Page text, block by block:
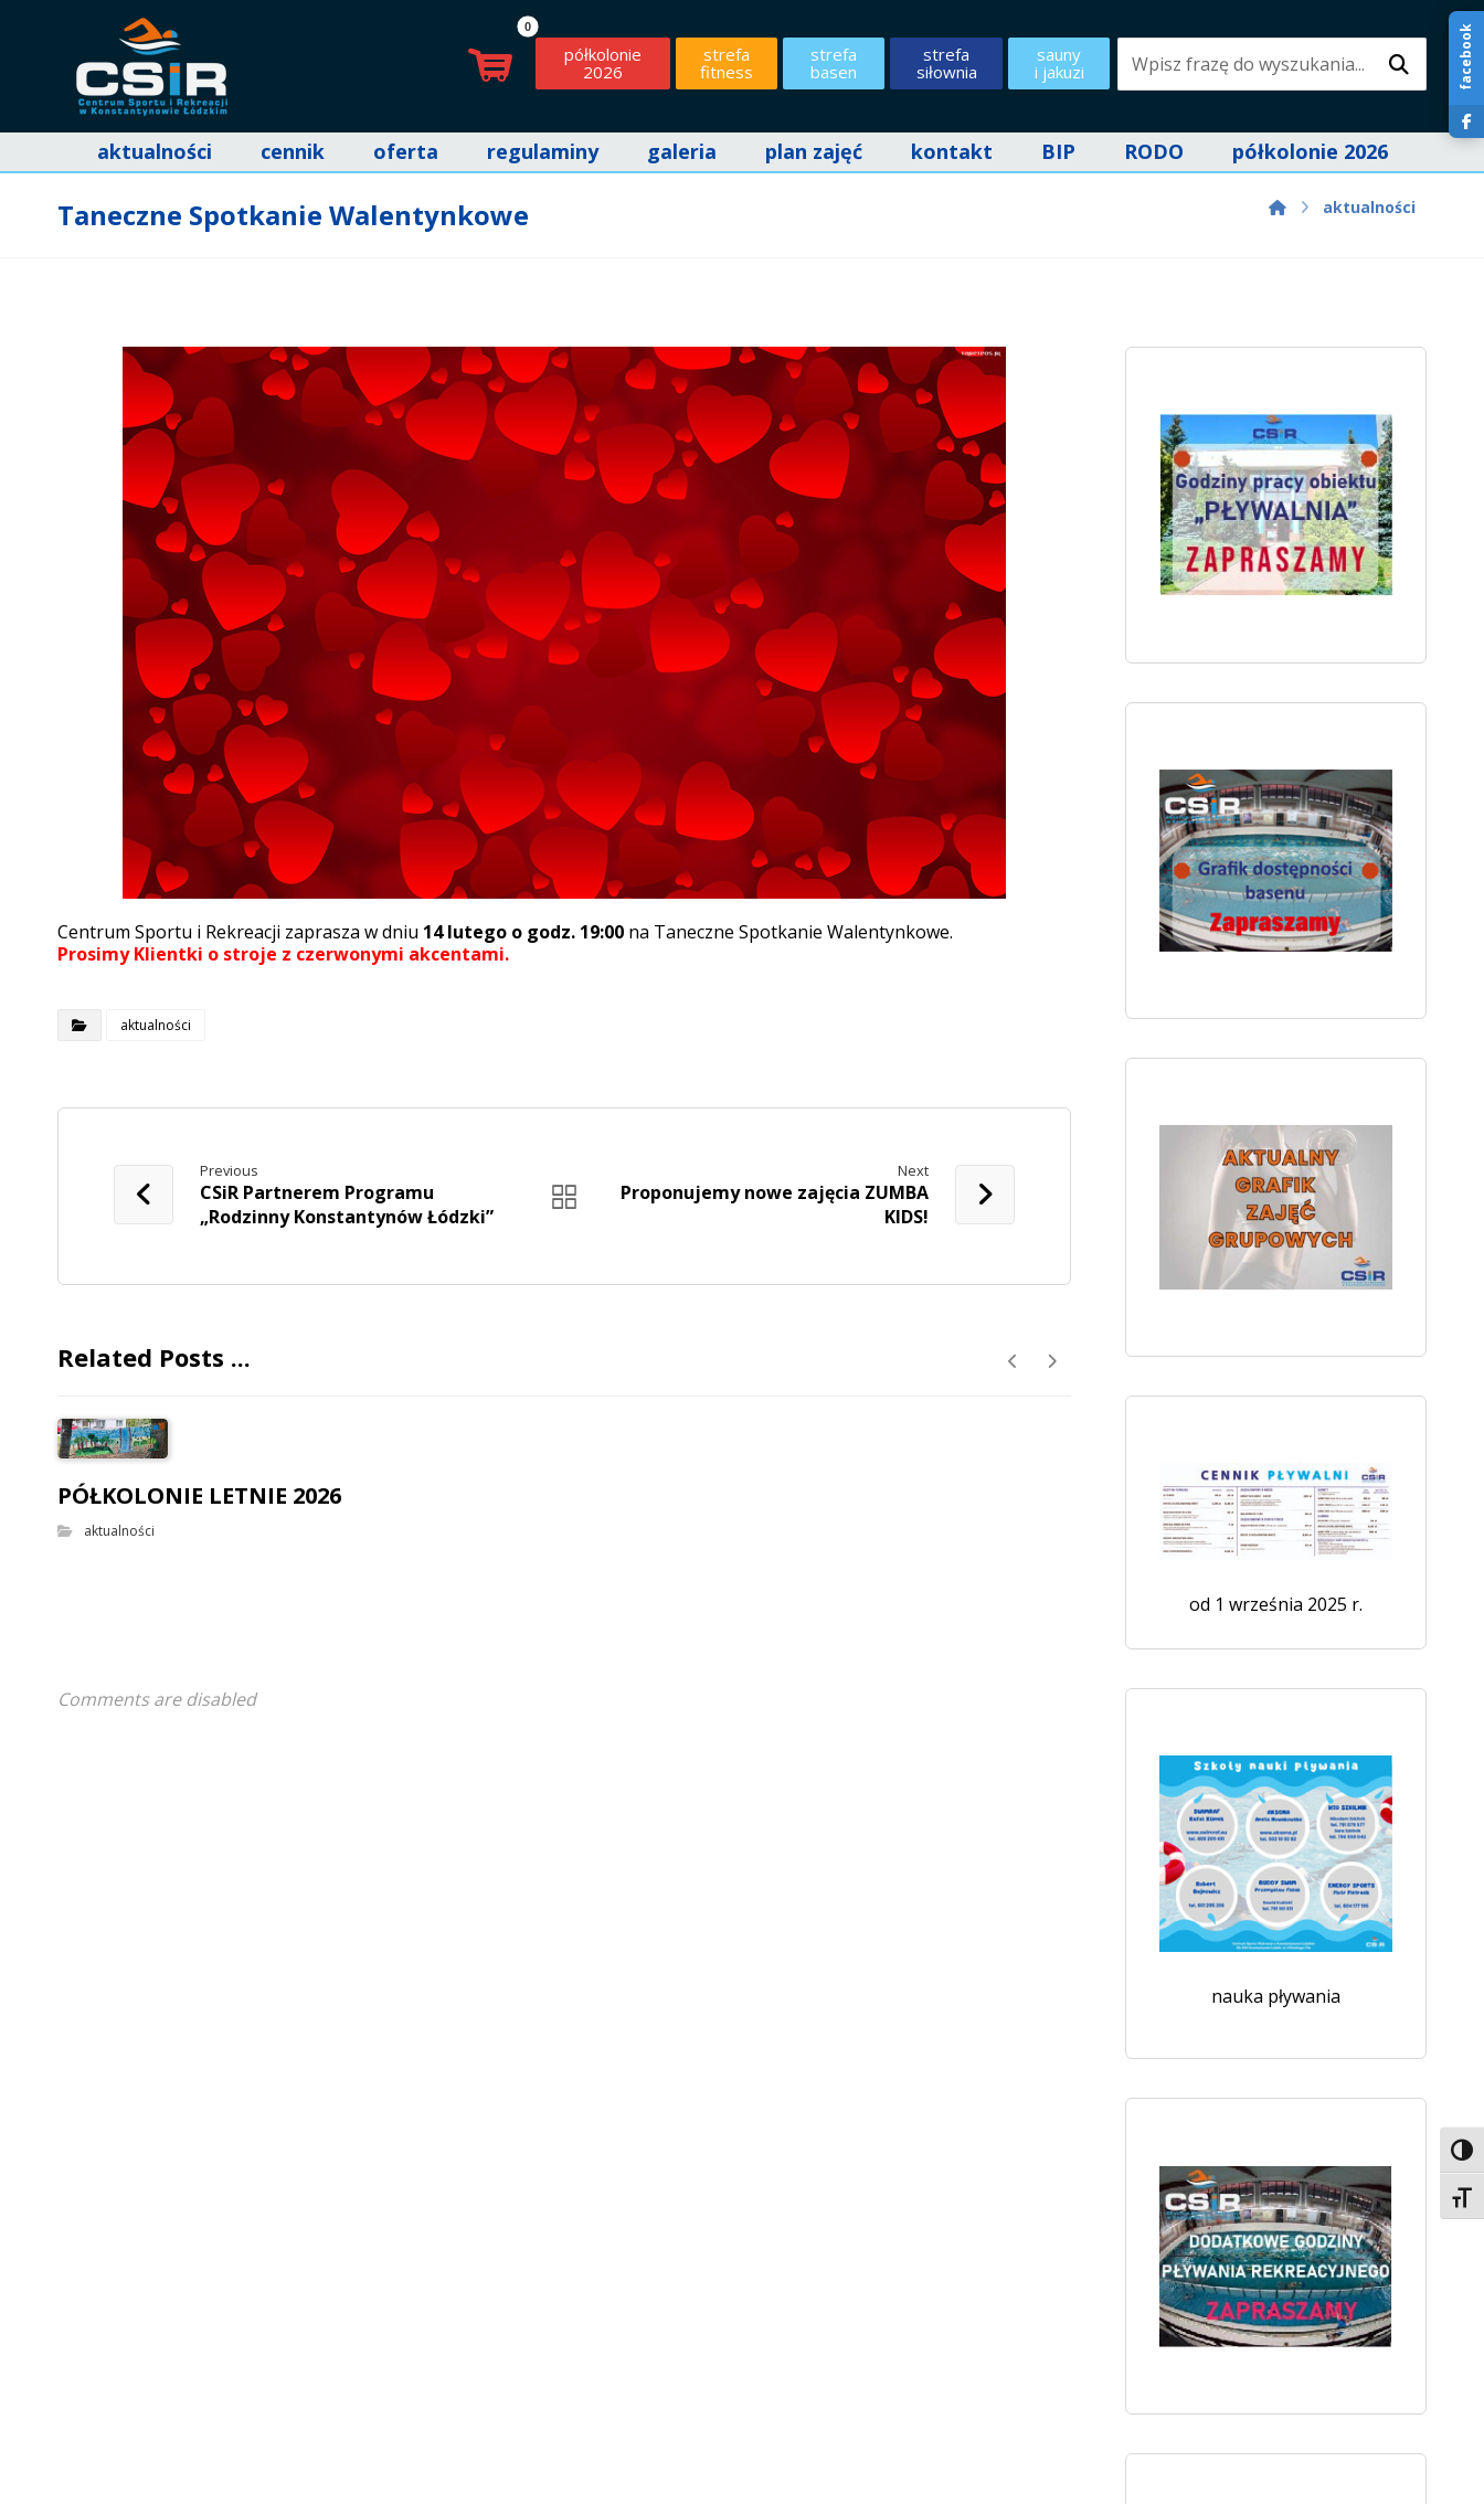
sauny
i jakuzi
strefa
siłownia
strefa
basen
strefa
fitness
półkolonie
2026
aktualności cennik oferta regulaminy galeria plan zajęć kontakt BIP RODO półkolonie 2026
Taneczne Spotkanie Walentynkowe aktualności
Centrum Sportu i Rekreacji zaprasza w dniu 14 lutego o godz. 19:00 na Taneczne Spotkanie Walentynkowe.
Prosimy Klientki o stroje z czerwonymi akcentami.
aktualności
Previous
CSiR Partnerem Programu
„Rodzinny Konstantynów Łódzki”
Next
Proponujemy nowe zajęcia ZUMBA
KIDS!
Related Posts ...
PÓŁKOLONIE LETNIE 2026
aktualności
Comments are disabled
od 1 września 2025 r.
nauka pływania
facebook